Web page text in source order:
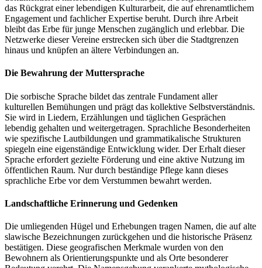
das Rückgrat einer lebendigen Kulturarbeit, die auf ehrenamtlichem
Engagement und fachlicher Expertise beruht. Durch ihre Arbeit
bleibt das Erbe für junge Menschen zugänglich und erlebbar. Die
Netzwerke dieser Vereine erstrecken sich über die Stadtgrenzen
hinaus und knüpfen an ältere Verbindungen an.
Die Bewahrung der Muttersprache
Die sorbische Sprache bildet das zentrale Fundament aller
kulturellen Bemühungen und prägt das kollektive Selbstverständnis.
Sie wird in Liedern, Erzählungen und täglichen Gesprächen
lebendig gehalten und weitergetragen. Sprachliche Besonderheiten
wie spezifische Lautbildungen und grammatikalische Strukturen
spiegeln eine eigenständige Entwicklung wider. Der Erhalt dieser
Sprache erfordert gezielte Förderung und eine aktive Nutzung im
öffentlichen Raum. Nur durch beständige Pflege kann dieses
sprachliche Erbe vor dem Verstummen bewahrt werden.
Landschaftliche Erinnerung und Gedenken
Die umliegenden Hügel und Erhebungen tragen Namen, die auf alte
slawische Bezeichnungen zurückgehen und die historische Präsenz
bestätigen. Diese geografischen Merkmale wurden von den
Bewohnern als Orientierungspunkte und als Orte besonderer